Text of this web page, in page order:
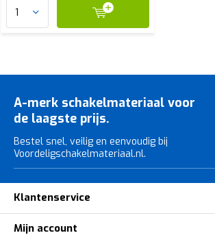
A-merk schakelmateriaal voor
de laagste prijs.
Bestel snel, veilig en eenvoudig bij
Voordeligschakelmateriaal.nl.
Klantenservice
Mijn account